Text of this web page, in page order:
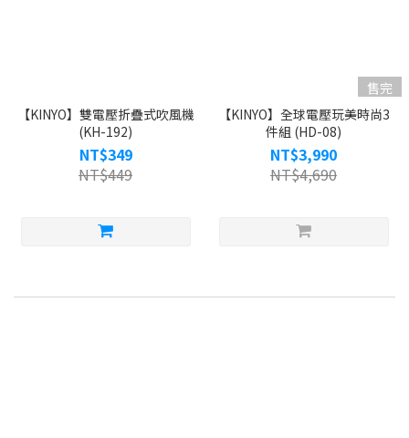
【KINYO】雙電壓折疊式吹風機
(KH-192)
NT$349
NT$449
售完
【KINYO】全球電壓玩美時尚3
件組 (HD-08)
NT$3,990
NT$4,690